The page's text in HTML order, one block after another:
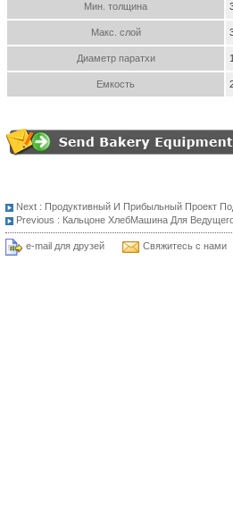
Мин. толщина
Макс. слой
Диаметр паратхи
Емкость
Next : Продуктивный И Прибыльный Проект
Previous : Кальцоне ХлебМашина Для
e-mail для друзей Свяжитесь с нами